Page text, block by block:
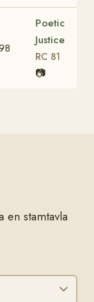
Poetic
Justice
RC 81
📷
en stamtavla